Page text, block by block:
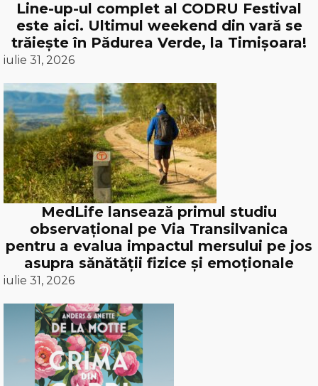
Line-up-ul complet al CODRU Festival
este aici. Ultimul weekend din vară se
trăiește în Pădurea Verde, la Timișoara!
iulie 31, 2026
MedLife lansează primul studiu
observațional pe Via Transilvanica
pentru a evalua impactul mersului pe jos
asupra sănătății fizice și emoționale
iulie 31, 2026